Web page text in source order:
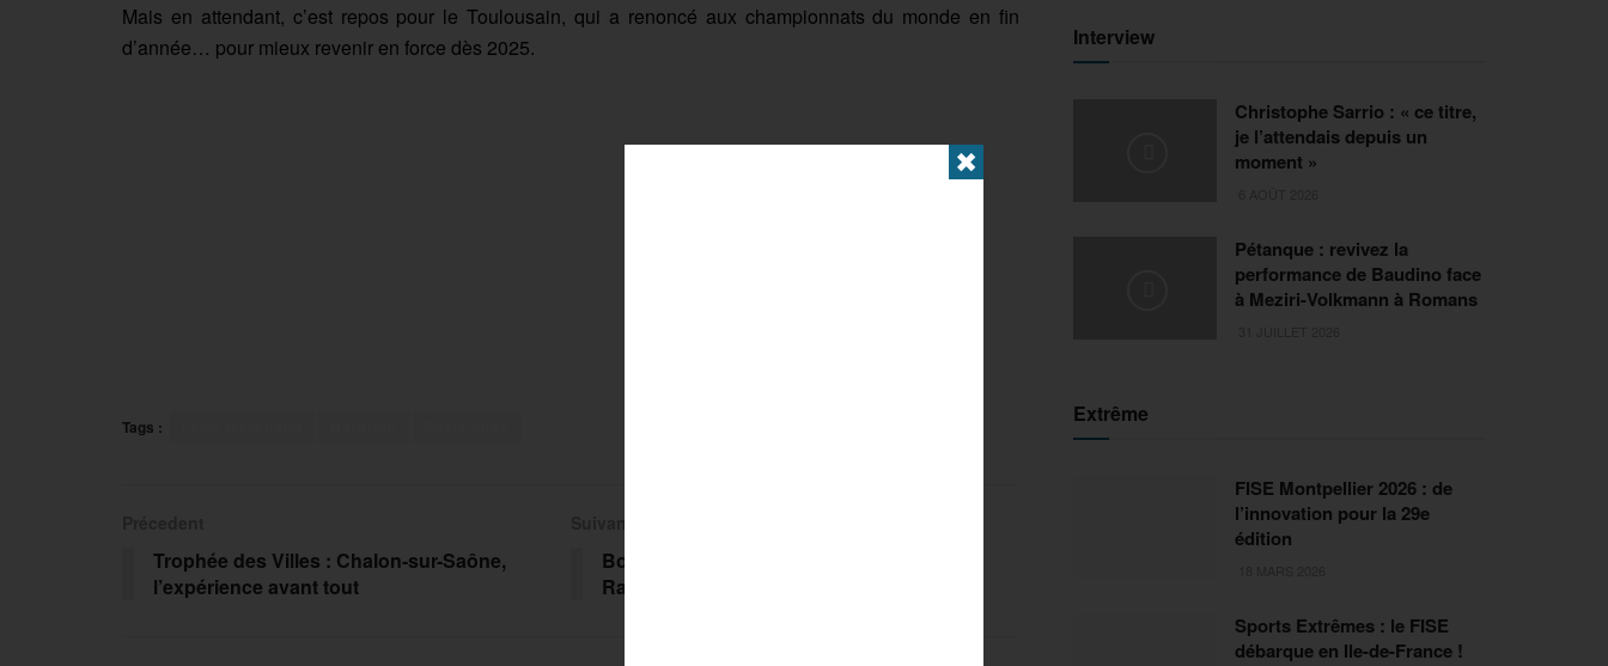
Mais en attendant, c’est repos pour le Toulousain, qui a renoncé aux championnats du monde en fin
d’année… pour mieux revenir en force dès 2025.
Tags :
Trophée des Villes : Chalon-sur-Saône,
l’expérience avant tout
Boxe : revivez le choc Kyllian Concy /
Raphaël Monny
Interview
Christophe Sarrio : « ce titre,
je l’attendais depuis un
moment »
Pétanque : revivez la
performance de Baudino face
à Meziri-Volkmann à Romans
Extrême
FISE Montpellier 2026 : de
l’innovation pour la 29e
édition
Sports Extrêmes : le FISE
débarque en Ile-de-France !
✖